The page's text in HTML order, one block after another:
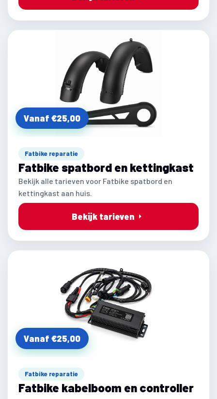
Vanaf €25,00
Fatbike reparatie
Fatbike spatbord en kettingkast
Bekijk alle tarieven voor Fatbike spatbord en
kettingkast aan huis.
Bekijk tarieven
Vanaf €25,00
Fatbike reparatie
Fatbike kabelboom en controller